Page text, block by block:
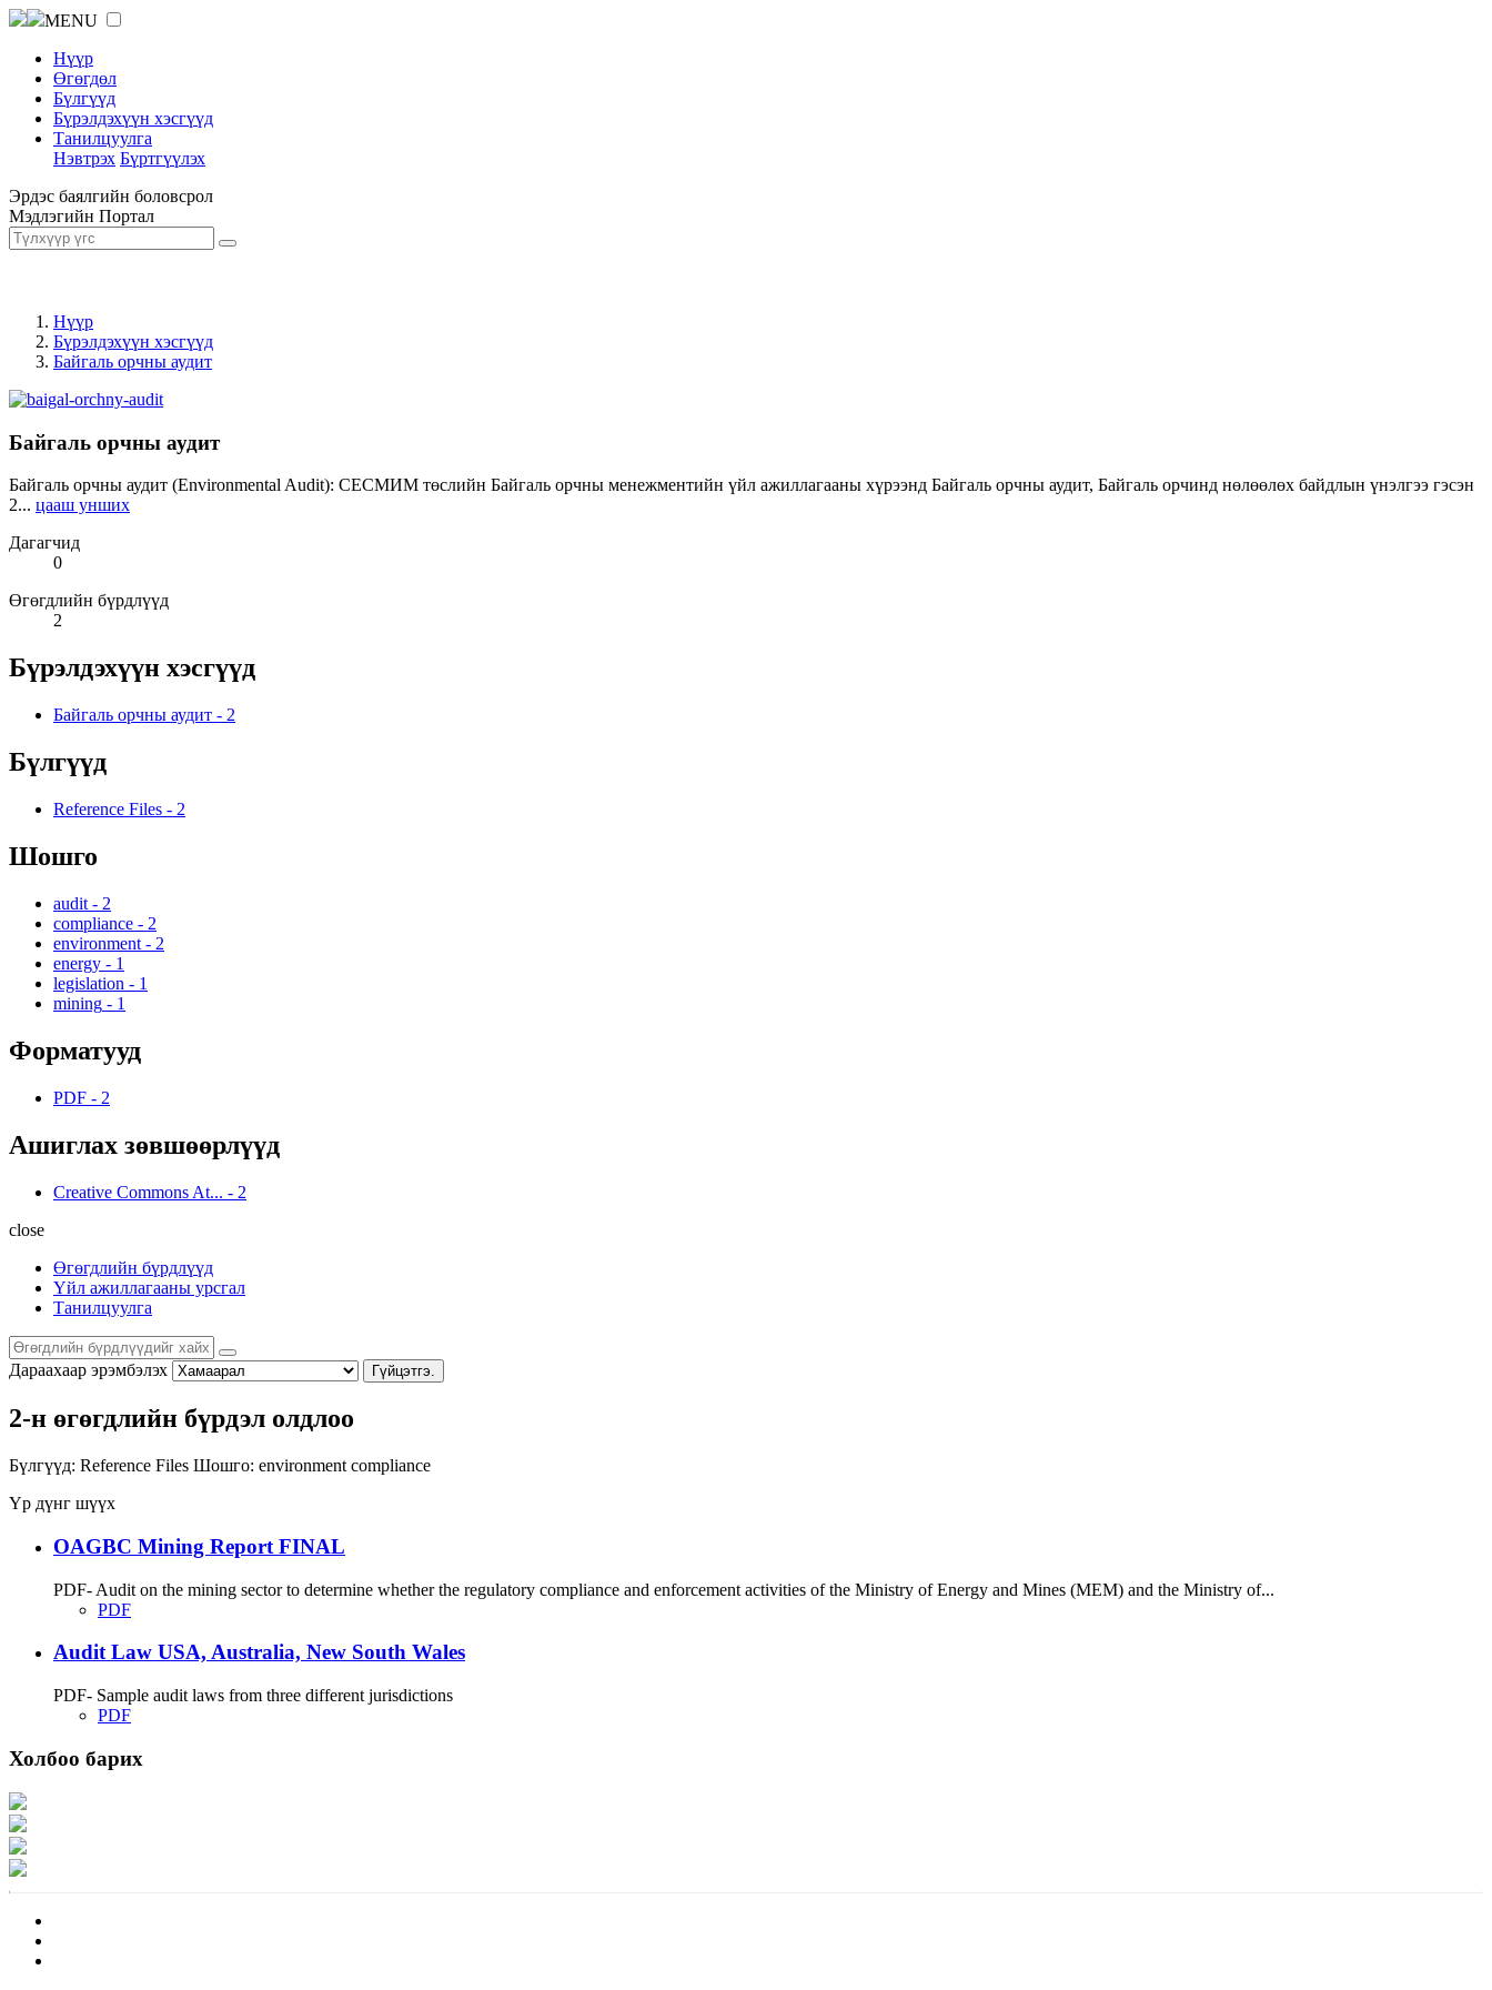
MENU
Нүүр
Өгөгдөл
Бүлгүүд
Бүрэлдэхүүн хэсгүүд
Танилцуулга
Нэвтрэх Бүртгүүлэх
Эрдэс баялгийн боловсрол
Мэдлэгийн Портал
Нүүр
Бүрэлдэхүүн хэсгүүд
Байгаль орчны аудит
Байгаль орчны аудит
Байгаль орчны аудит (Environmental Audit): СЕСМИМ төслийн Байгаль орчны менежментийн үйл ажиллагааны хүрээнд Байгаль орчны аудит, Байгаль орчинд нөлөөлөх байдлын үнэлгээ гэсэн
2... цааш унших
Дагагчид
0
Өгөгдлийн бүрдлүүд
2
Бүрэлдэхүүн хэсгүүд
Байгаль орчны аудит - 2
Бүлгүүд
Reference Files - 2
Шошго
audit - 2
compliance - 2
environment - 2
energy - 1
legislation - 1
mining - 1
Форматууд
PDF - 2
Ашиглах зөвшөөрлүүд
Creative Commons At... - 2
close
Өгөгдлийн бүрдлүүд
Үйл ажиллагааны урсгал
Танилцуулга
Дараахаар эрэмбэлэх Гүйцэтгэ.
2-н өгөгдлийн бүрдэл олдлоо
Бүлгүүд: Reference Files Шошго: environment compliance
Үр дүнг шүүх
OAGBC Mining Report FINAL
PDF- Audit on the mining sector to determine whether the regulatory compliance and enforcement activities of the Ministry of Energy and Mines (MEM) and the Ministry of...
PDF
Audit Law USA, Australia, New South Wales
PDF- Sample audit laws from three different jurisdictions
PDF
Холбоо барих